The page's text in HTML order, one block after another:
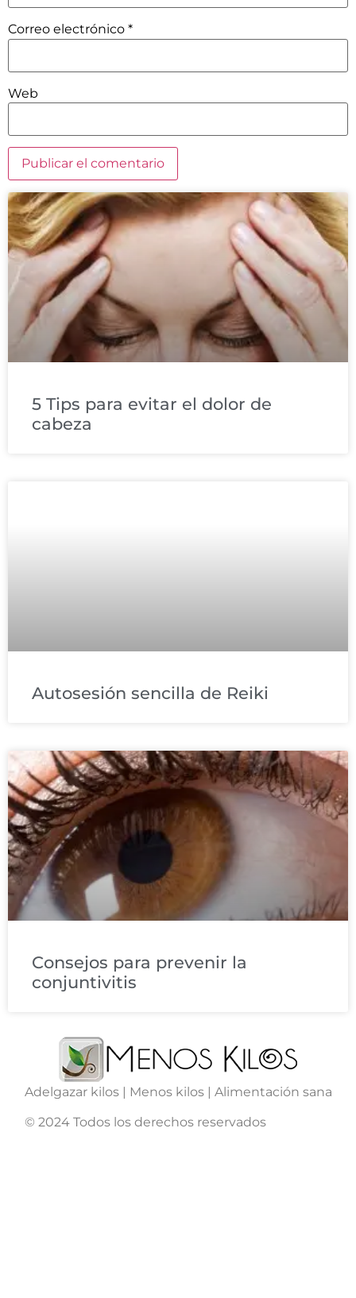
Correo electrónico *
Web
5 Tips para evitar el dolor de
cabeza
Autosesión sencilla de Reiki
Consejos para prevenir la
conjuntivitis
Adelgazar kilos | Menos kilos | Alimentación sana
© 2024 Todos los derechos reservados